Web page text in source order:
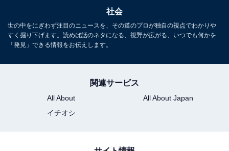
社会
世の中をにぎわず注目のニュースを、その道のプロが独自の視点でわかりや
すく掘り下げます。読めば話のネタになる、視野が広がる、いつでも何かを
「発見」できる情報をお伝えします。
関連サービス
All About
All About Japan
イチオシ